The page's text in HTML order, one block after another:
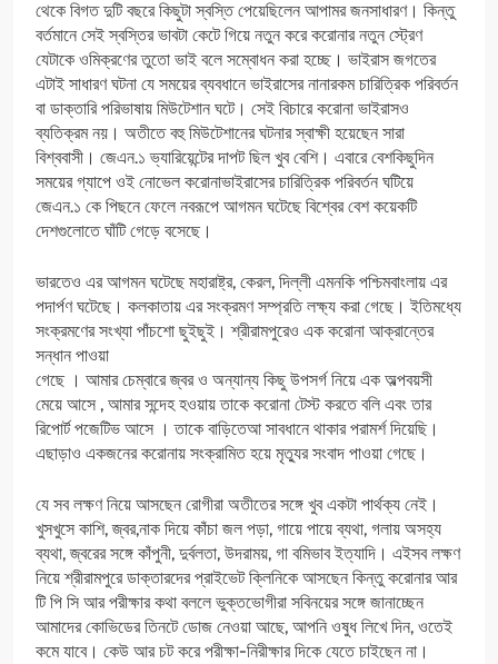
থেকে বিগত দুটি বছরে কিছুটা স্বস্তি পেয়েছিলেন আপামর জনসাধারণ। কিন্তু
বর্তমানে সেই স্বস্তির ভাবটা কেটে গিয়ে নতুন করে করোনার নতুন স্ট্রেণ
যেটাকে ওমিক্রণের তুতো ভাই বলে সম্বোধন করা হচ্ছে। ভাইরাস জগতের
এটাই সাধারণ ঘটনা যে সময়ের ব্যবধানে ভাইরাসের নানারকম চারিত্রিক পরিবর্তন
বা ডাক্তারি পরিভাষায় মিউটেশান ঘটে। সেই বিচারে করোনা ভাইরাসও
ব্যতিক্রম নয়। অতীতে বহু মিউটেশানের ঘটনার স্বাক্ষী হয়েছেন সারা
বিশ্ববাসী। জেএন.১ ভ্যারিয়েন্টের দাপট ছিল খুব বেশি। এবারে বেশকিছুদিন
সময়ের গ্যাপে ওই নোভেল করোনাভাইরাসের চারিত্রিক পরিবর্তন ঘটিয়ে
জেএন.১ কে পিছনে ফেলে নবরূপে আগমন ঘটেছে বিশ্বের বেশ কয়েকটি
দেশগুলোতে ঘাঁটি গেড়ে বসেছে।
ভারতেও এর আগমন ঘটেছে মহারাষ্ট্র, কেরল, দিল্লী এমনকি পশ্চিমবাংলায় এর
পদার্পণ ঘটেছে। কলকাতায় এর সংক্রমণ সম্প্রতি লক্ষ্য করা গেছে। ইতিমধ্যে
সংক্রমণের সংখ্যা পাঁচশো ছুইছুই। শ্রীরামপুরেও এক করোনা আক্রান্তের
সন্ধান পাওয়া
গেছে । আমার চেম্বারে জ্বর ও অন্যান্য কিছু উপসর্গ নিয়ে এক অল্পবয়সী
মেয়ে আসে , আমার সন্দেহ হ‌ওয়ায় তাকে করোনা টেস্ট করতে বলি এবং তার
রিপোর্ট পজেটিভ আসে । তাকে বাড়িতেআ সাবধানে থাকার পরামর্শ দিয়েছি।
এছাড়াও একজনের করোনায় সংক্রামিত হয়ে মৃত্যুর সংবাদ পাওয়া গেছে।
যে সব লক্ষণ নিয়ে আসছেন রোগীরা অতীতের সঙ্গে খুব একটা পার্থক্য নেই।
খুসখুসে কাশি, জ্বর,নাক দিয়ে কাঁচা জল পড়া, গায়ে পায়ে ব্যথা, গলায় অসহ্য
ব্যথা, জ্বরের সঙ্গে কাঁপুনী, দুর্বলতা, উদরাময়, গা বমিভাব ইত্যাদি। এইসব লক্ষণ
নিয়ে শ্রীরামপুরে ডাক্তারদের প্রাইভেট ক্লিনিকে আসছেন কিন্তু করোনার আর
টি পি সি আর পরীক্ষার কথা বললে ভুক্তভোগীরা সবিনয়ের সঙ্গে জানাচ্ছেন
আমাদের কোভিডের তিনটে ডোজ নেওয়া আছে, আপনি ওষুধ লিখে দিন, ওতেই
কমে যাবে। কেউ আর চট করে পরীক্ষা-নিরীক্ষার দিকে যেতে চাইছেন না।